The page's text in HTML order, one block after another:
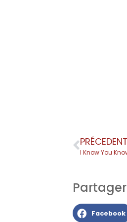
PRÉCEDENT
I Know You
Facebook